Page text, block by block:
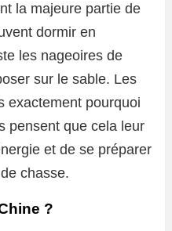
la majeure partie de
dormir en
les nageoires de
sur le sable. Les
exactement pourquoi
pensent que cela leur
et de se préparer
chasse.
?